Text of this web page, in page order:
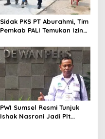
Sidak PKS PT Aburahmi, Tim
Pemkab PALI Temukan Izin
PWI Sumsel Resmi Tunjuk
Ishak Nasroni Jadi Plt